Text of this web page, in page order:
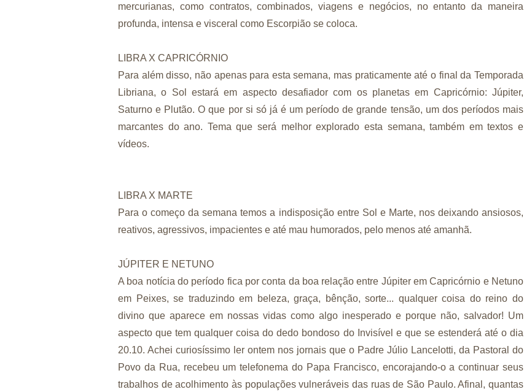
mercurianas, como contratos, combinados, viagens e negócios, no entanto da maneira
profunda, intensa e visceral como Escorpião se coloca.
LIBRA X CAPRICÓRNIO
Para além disso, não apenas para esta semana, mas praticamente até o final da Temporada
Libriana, o Sol estará em aspecto desafiador com os planetas em Capricórnio: Júpiter,
Saturno e Plutão. O que por si só já é um período de grande tensão, um dos períodos mais
marcantes do ano. Tema que será melhor explorado esta semana, também em textos e
vídeos.
LIBRA X MARTE
Para o começo da semana temos a indisposição entre Sol e Marte, nos deixando ansiosos,
reativos, agressivos, impacientes e até mau humorados, pelo menos até amanhã.
JÚPITER E NETUNO
A boa notícia do período fica por conta da boa relação entre Júpiter em Capricórnio e Netuno
em Peixes, se traduzindo em beleza, graça, bênção, sorte... qualquer coisa do reino do
divino que aparece em nossas vidas como algo inesperado e porque não, salvador! Um
aspecto que tem qualquer coisa do dedo bondoso do Invisível e que se estenderá até o dia
20.10. Achei curiosíssimo ler ontem nos jornais que o Padre Júlio Lancelotti, da Pastoral do
Povo da Rua, recebeu um telefonema do Papa Francisco, encorajando-o a continuar seus
trabalhos de acolhimento às populações vulneráveis das ruas de São Paulo. Afinal, quantas